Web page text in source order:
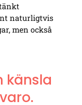
naturligtvis
men också
känsla